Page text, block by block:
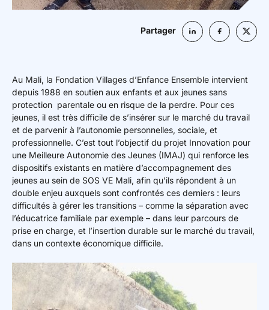
Partager
Au Mali, la Fondation Villages d’Enfance Ensemble intervient
depuis 1988 en soutien aux enfants et aux jeunes sans
protection parentale ou en risque de la perdre. Pour ces
jeunes, il est très difficile de s’insérer sur le marché du travail
et de parvenir à l’autonomie personnelles, sociale, et
professionnelle. C’est tout l’objectif du projet Innovation pour
une Meilleure Autonomie des Jeunes (IMAJ) qui renforce les
dispositifs existants en matière d’accompagnement des
jeunes au sein de SOS VE Mali, afin qu’ils répondent à un
double enjeu auxquels sont confrontés ces derniers : leurs
difficultés à gérer les transitions – comme la séparation avec
l’éducatrice familiale par exemple – dans leur parcours de
prise en charge, et l’insertion durable sur le marché du travail,
dans un contexte économique difficile.